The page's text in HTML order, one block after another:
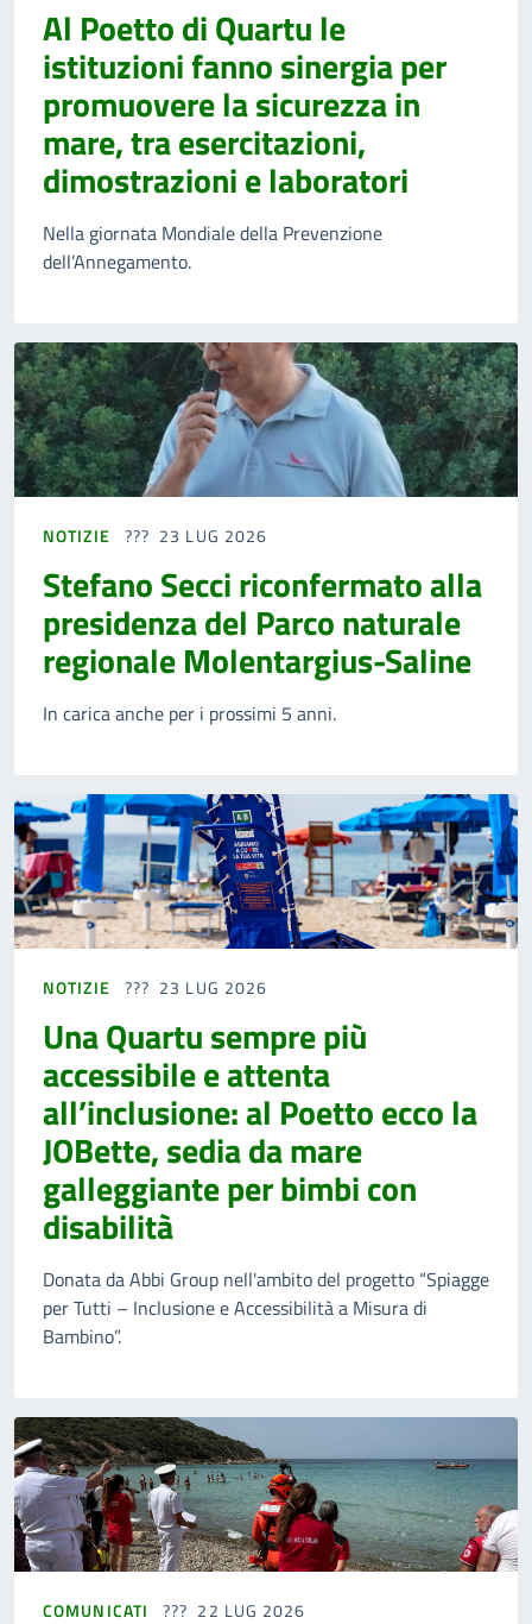
Al Poetto di Quartu le
istituzioni fanno sinergia per
promuovere la sicurezza in
mare, tra esercitazioni,
dimostrazioni e laboratori
Nella giornata Mondiale della Prevenzione
dell’Annegamento.
NOTIZIE 23 LUG 2026
Stefano Secci riconfermato alla
presidenza del Parco naturale
regionale Molentargius-Saline
In carica anche per i prossimi 5 anni.
NOTIZIE 23 LUG 2026
Una Quartu sempre più
accessibile e attenta
all’inclusione: al Poetto ecco la
JOBette, sedia da mare
galleggiante per bimbi con
disabilità
Donata da Abbi Group nell'ambito del progetto “Spiagge
per Tutti – Inclusione e Accessibilità a Misura di
Bambino”.
COMUNICATI 22 LUG 2026